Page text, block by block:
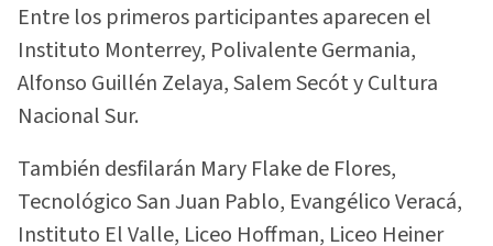
Entre los primeros participantes aparecen el
Instituto Monterrey, Polivalente Germania,
Alfonso Guillén Zelaya, Salem Secót y Cultura
Nacional Sur.
También desfilarán Mary Flake de Flores,
Tecnológico San Juan Pablo, Evangélico Veracá,
Instituto El Valle, Liceo Hoffman, Liceo Heiner